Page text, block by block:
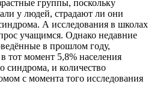
группы, поскольку
у людей, страдают ли они
А исследования в школах
учащимся. Однако недавние
в прошлом году,
тот момент 5,8% населения
синдрома, и количество
с момента того исследования